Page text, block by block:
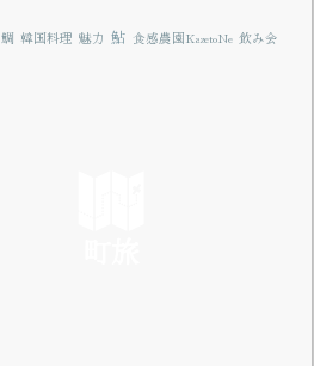
鯛 韓国料理 魅力 鮎 食感農園KazetoNe 飲み会